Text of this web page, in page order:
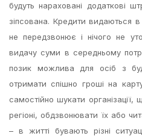
будуть нараховані додаткові
зіпсована. Кредити
не передзвонює і нічого не
видачу суми в середньому
позик можлива для осіб з
отримати спішно гроші на
самостійно шукати
регіоні, обдзвонювати їх або
– в житті бувають різні